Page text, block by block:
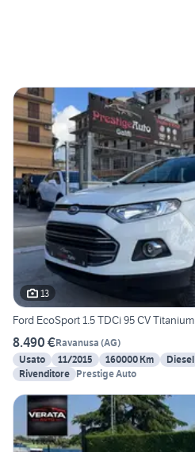
13
Ford EcoSport 1.5 TDCi 95 CV Titanium
8.490 €Ravanusa (AG)
Usato
11/2015 160000 Km Diesel
Rivenditore Prestige Auto